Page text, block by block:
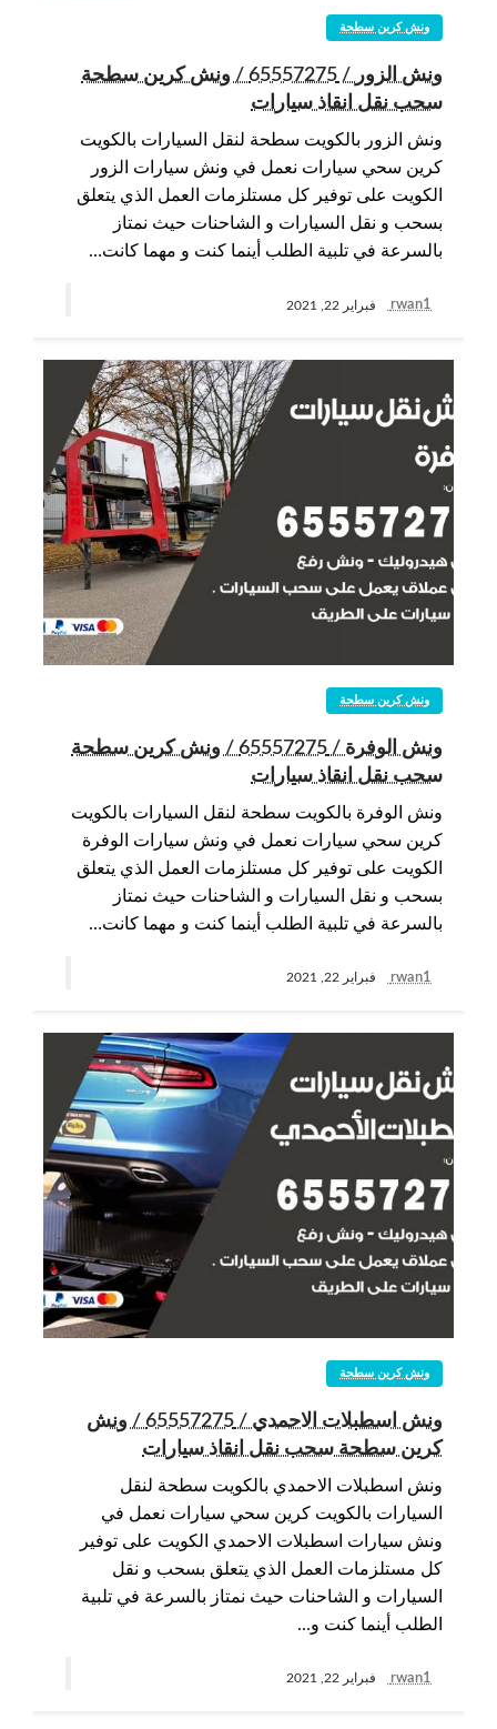
ونش كرين سطحة
ونش الزور / 65557275 / ونش كرين سطحة
سحب نقل انقاذ سيارات
ونش الزور بالكويت سطحة لنقل السيارات بالكويت
كرين سحي سيارات نعمل في ونش سيارات الزور
الكويت على توفير كل مستلزمات العمل الذي يتعلق
بسحب و نقل السيارات و الشاحنات حيث نمتاز
بالسرعة في تلبية الطلب أينما كنت و مهما كانت…
rwan1 فبراير 22, 2021
ونش كرين سطحة
ونش الوفرة / 65557275 / ونش كرين سطحة
سحب نقل انقاذ سيارات
ونش الوفرة بالكويت سطحة لنقل السيارات بالكويت
كرين سحي سيارات نعمل في ونش سيارات الوفرة
الكويت على توفير كل مستلزمات العمل الذي يتعلق
بسحب و نقل السيارات و الشاحنات حيث نمتاز
بالسرعة في تلبية الطلب أينما كنت و مهما كانت…
rwan1 فبراير 22, 2021
ونش كرين سطحة
ونش اسطبلات الاحمدي / 65557275 / ونش
كرين سطحة سحب نقل انقاذ سيارات
ونش اسطبلات الاحمدي بالكويت سطحة لنقل
السيارات بالكويت كرين سحي سيارات نعمل في
ونش سيارات اسطبلات الاحمدي الكويت على توفير
كل مستلزمات العمل الذي يتعلق بسحب و نقل
السيارات و الشاحنات حيث نمتاز بالسرعة في تلبية
الطلب أينما كنت و…
rwan1 فبراير 22, 2021